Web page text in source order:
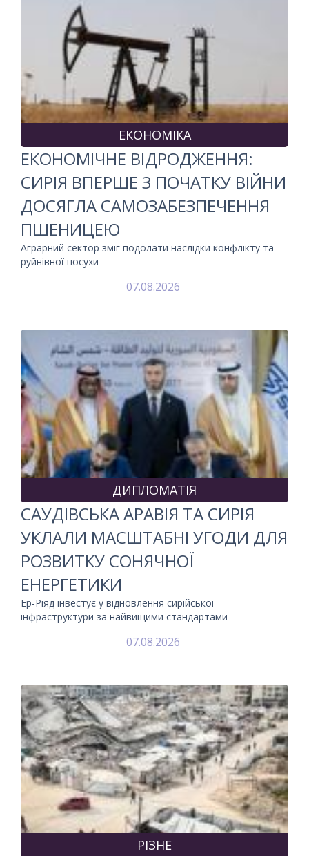
ЕКОНОМІКА
ЕКОНОМІЧНЕ ВІДРОДЖЕННЯ:
СИРІЯ ВПЕРШЕ З ПОЧАТКУ ВІЙНИ
ДОСЯГЛА САМОЗАБЕЗПЕЧЕННЯ
ПШЕНИЦЕЮ
Аграрний сектор зміг подолати наслідки конфлікту та
руйнівної посухи
07.08.2026
ДИПЛОМАТІЯ
САУДІВСЬКА АРАВІЯ ТА СИРІЯ
УКЛАЛИ МАСШТАБНІ УГОДИ ДЛЯ
РОЗВИТКУ СОНЯЧНОЇ
ЕНЕРГЕТИКИ
Ер-Ріяд інвестує у відновлення сирійської
інфраструктури за найвищими стандартами
07.08.2026
РІЗНЕ